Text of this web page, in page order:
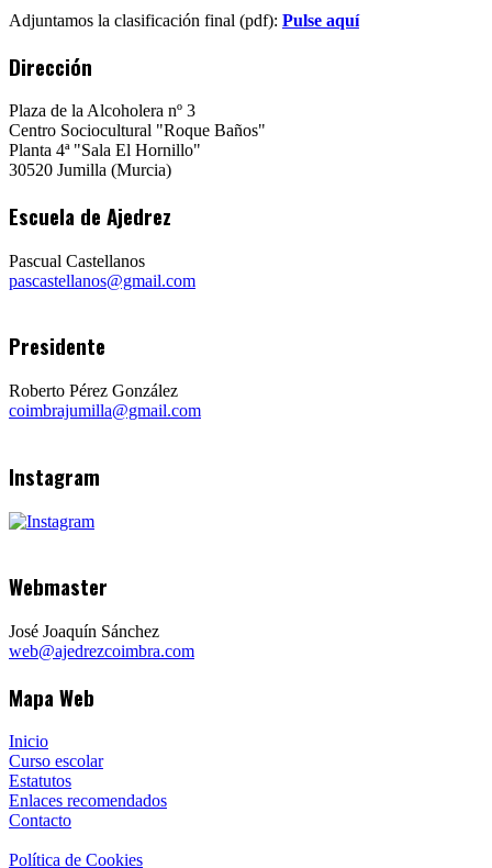
Adjuntamos la clasificación final (pdf): Pulse aquí
Dirección
Plaza de la Alcoholera nº 3
Centro Sociocultural "Roque Baños"
Planta 4ª "Sala El Hornillo"
30520 Jumilla (Murcia)
Escuela de Ajedrez
Pascual Castellanos
pascastellanos@gmail.com
Presidente
Roberto Pérez González
coimbrajumilla@gmail.com
Instagram
Webmaster
José Joaquín Sánchez
web@ajedrezcoimbra.com
Mapa Web
Inicio
Curso escolar
Estatutos
Enlaces recomendados
Contacto
Política de Cookies